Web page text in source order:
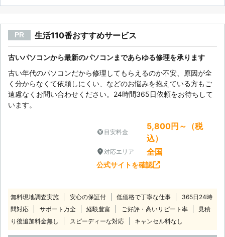
PR 生活110番おすすめサービス
古いパソコンから最新のパソコンまであらゆる修理を承ります
古い年代のパソコンだから修理してもらえるのか不安、原因が全
く分からなくて依頼しにくい、などのお悩みを抱えている方もご
遠慮なくお問い合わせください。24時間365日依頼をお待ちして
います。
目安料金
5,800円～（税
込）
対応エリア 全国
公式サイトを確認
無料現地調査実施 安心の保証付 低価格で丁寧な仕事
365日24時
間対応
サポート万全 経験豊富 ご好評・高いリピート率
見積
り後追加料金無し
スピーディーな対応 キャンセル料なし